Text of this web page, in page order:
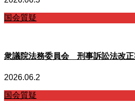
国会質疑
衆議院法務委員会 刑事訴訟法改
2026.06.2
国会質疑